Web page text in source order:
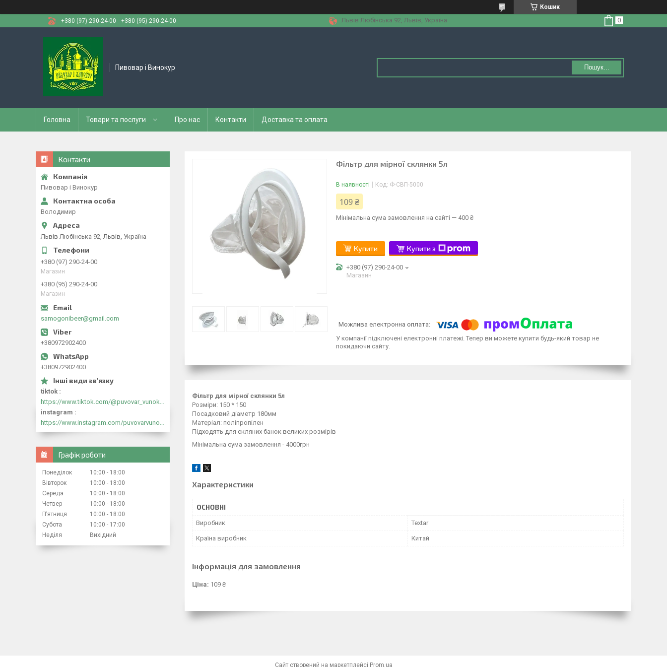
Кошик
+380 (97) 290-24-00
+380 (95) 290-24-00 Львів Любінська 92, Львів, Україна
Пивовар і Винокур Пошук...
Головна Товари та послуги Про нас Контакти Доставка та оплата
Фільтр для мірної склянки 5л
В наявності Код: Ф-СВП-5000
109 ₴
Мінімальна сума замовлення на сайті — 400 ₴
Купити Купити з
+380 (97) 290-24-00
Магазин
У компанії підключені електронні платежі. Тепер ви можете купити будь-який товар не
покидаючи сайту.
Фільтр для мірної склянки 5л
Розміри: 150 * 150
Посадковий діаметр 180мм
Матеріал: поліпропілен
Підходять для скляних банок великих розмірів
Мінімальна сума замовлення - 4000грн
Характеристики
ОСНОВНІ
Виробник Textar
Країна виробник Китай
Інформація для замовлення
Ціна: 109 ₴
Контакти
Пивовар і Винокур
Володимир
Львів Любінська 92, Львів, Україна
+380 (97) 290-24-00
Магазин
+380 (95) 290-24-00
Магазин
samogonibeer@gmail.com
+380972902400
+380972902400
tiktok
instagram
Графік роботи
Понеділок 10:00
18:00
Вівторок
10:00
18:00
Середа
10:00
18:00
Четвер
10:00
18:00
Пʼятниця
10:00
18:00
Субота
10:00
17:00
Неділя
Вихідний
Сайт створений на маркетплейсі Prom.ua